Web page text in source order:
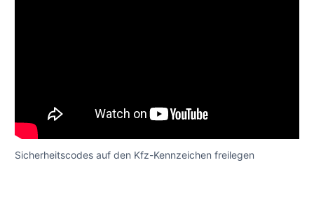
Sicherheitscodes auf den Kfz-Kennzeichen freilegen